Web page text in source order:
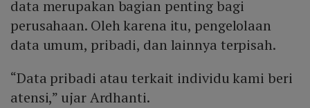
data merupakan bagian penting bagi
perusahaan. Oleh karena itu, pengelolaan
data umum, pribadi, dan lainnya terpisah.
“Data pribadi atau terkait individu kami beri
atensi,” ujar Ardhanti.